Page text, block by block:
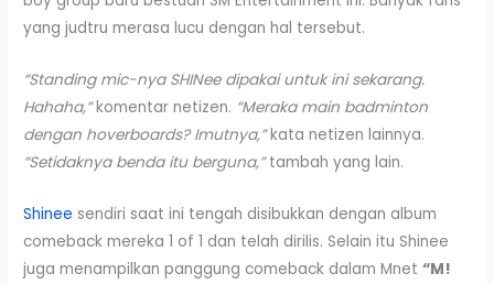
yang judtru merasa lucu dengan hal tersebut.
“Standing mic-nya SHINee dipakai untuk ini sekarang.
Hahaha,”komentar netizen. “Meraka main badminton
dengan hoverboards? Imutnya,”kata netizen lainnya.
“Setidaknya benda itu berguna,”tambah yang lain.
Shinee sendiri saat ini tengah disibukkan dengan album
comeback mereka 1 of 1 dan telah dirilis. Selain itu Shinee
juga menampilkan panggung comeback dalam Mnet“M!